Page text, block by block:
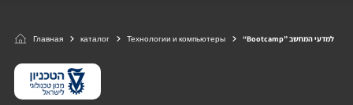
Главная каталог Технологии и компьютеры “Bootcamp” למדעי המחשב